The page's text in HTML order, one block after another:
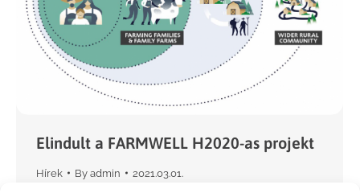
Elindult a FARMWELL H2020-as projekt
Hírek By admin 2021.03.01.